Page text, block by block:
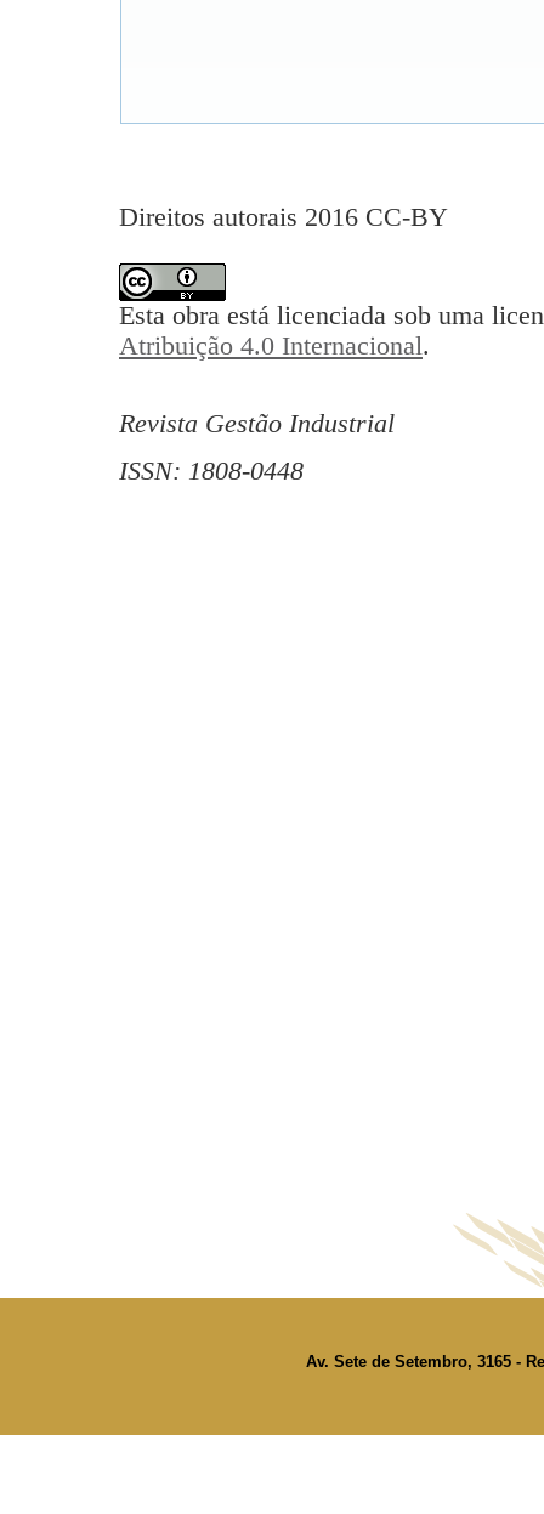
Direitos autorais 2016 CC-BY
Esta obra está licenciada sob uma
Atribuição 4.0 Internacional.
Revista Gestão Industrial
ISSN: 1808-0448
Av. Sete de Setembro, 3165 -